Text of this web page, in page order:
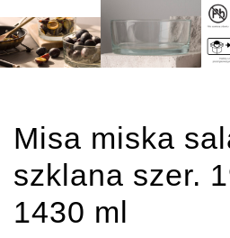
Misa miska
szklana szer.
1430 ml